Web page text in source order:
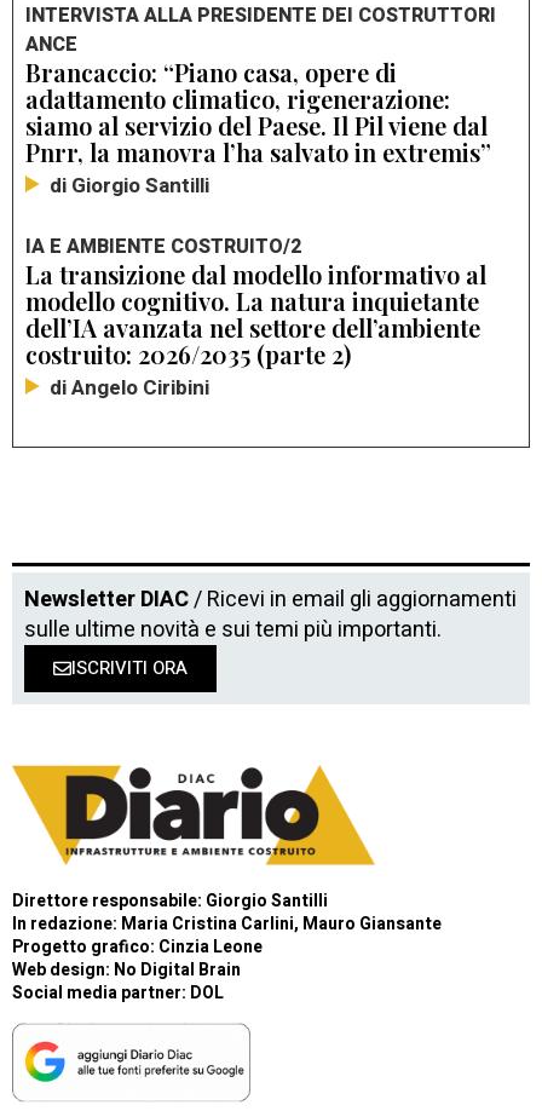
INTERVISTA ALLA PRESIDENTE DEI COSTRUTTORI
ANCE
Brancaccio: “Piano casa, opere di
adattamento climatico, rigenerazione:
siamo al servizio del Paese. Il Pil viene dal
Pnrr, la manovra l’ha salvato in extremis”
di Giorgio Santilli
IA E AMBIENTE COSTRUITO/2
La transizione dal modello informativo al
modello cognitivo. La natura inquietante
dell’IA avanzata nel settore dell’ambiente
costruito: 2026/2035 (parte 2)
di Angelo Ciribini
Newsletter DIAC/ Ricevi in email gli aggiornamenti
sulle ultime novità e sui temi più importanti.
ISCRIVITI ORA
Direttore responsabile: Giorgio Santilli
In redazione: Maria Cristina Carlini, Mauro Giansante
Progetto grafico: Cinzia Leone
Web design: No Digital Brain
Social media partner: DOL